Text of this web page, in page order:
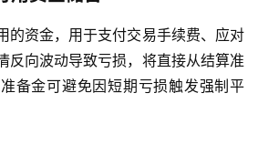
的资金，用于支付交易手续费、应对
反向波动导致亏损，将直接从结算准
备金可避免因短期亏损触发强制平